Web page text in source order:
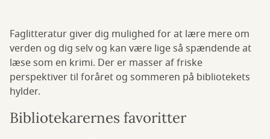
Faglitteratur giver dig mulighed for at lære mere om
verden og dig selv og kan være lige så spændende at
læse som en krimi. Der er masser af friske
perspektiver til foråret og sommeren på bibliotekets
hylder.
Bibliotekarernes favoritter